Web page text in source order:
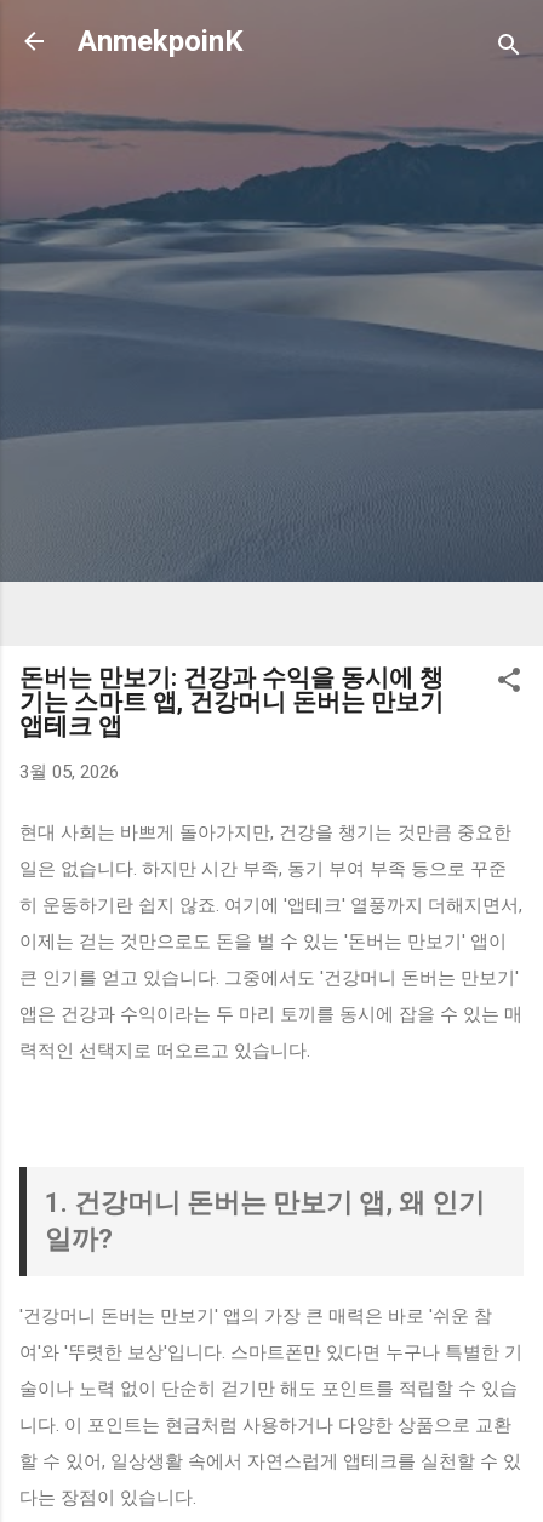
기본 콘텐츠로 건너뛰기
AnmekpoinK
돈버는 만보기: 건강과 수익을 동시에 챙
기는 스마트 앱, 건강머니 돈버는 만보기
앱테크 앱
3월 05, 2026
현대 사회는 바쁘게 돌아가지만, 건강을 챙기는 것만큼 중요한
일은 없습니다. 하지만 시간 부족, 동기 부여 부족 등으로 꾸준
히 운동하기란 쉽지 않죠. 여기에 '앱테크' 열풍까지 더해지면서,
이제는 걷는 것만으로도 돈을 벌 수 있는 '돈버는 만보기' 앱이
큰 인기를 얻고 있습니다. 그중에서도 '건강머니 돈버는 만보기'
앱은 건강과 수익이라는 두 마리 토끼를 동시에 잡을 수 있는 매
력적인 선택지로 떠오르고 있습니다.
1. 건강머니 돈버는 만보기 앱, 왜 인기
일까?
'건강머니 돈버는 만보기' 앱의 가장 큰 매력은 바로 '쉬운 참
여'와 '뚜렷한 보상'입니다. 스마트폰만 있다면 누구나 특별한 기
술이나 노력 없이 단순히 걷기만 해도 포인트를 적립할 수 있습
니다. 이 포인트는 현금처럼 사용하거나 다양한 상품으로 교환
할 수 있어, 일상생활 속에서 자연스럽게 앱테크를 실천할 수 있
다는 장점이 있습니다.